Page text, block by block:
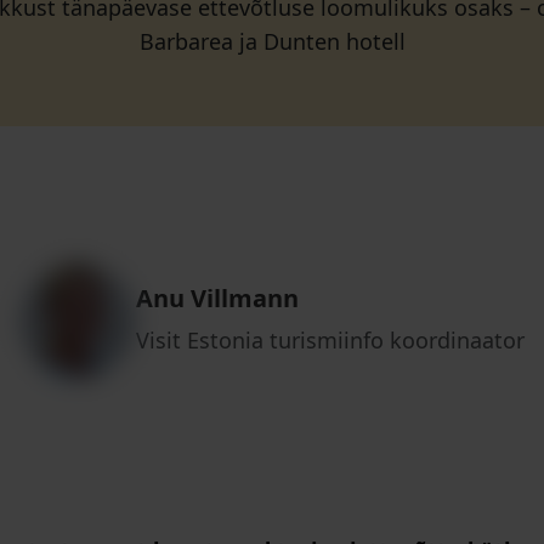
tänapäevase ettevõtluse loomulikuks osaks –
Barbarea ja Dunten hotell
Anu Villmann
Visit Estonia turismiinfo koordinaator